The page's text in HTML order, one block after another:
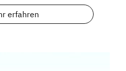
erfahren